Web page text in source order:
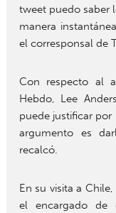
tweet puedo saber
manera
el corresponsal de
Con respecto al
Hebdo, Lee
puede justificar por
argumento es
recalcó.
En su visita a
el encargado de